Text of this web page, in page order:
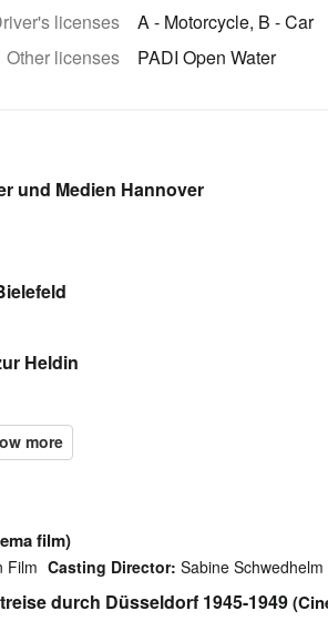
licenses
A - Motorcycle, B - Car
Other licenses
PADI Open Water
und Medien Hannover
Heldin
film)
Film Casting Director: Sabine Schwedhelm
durch Düsseldorf 1945-1949